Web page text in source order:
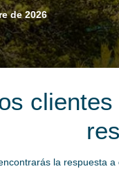
de 2026
la respuesta